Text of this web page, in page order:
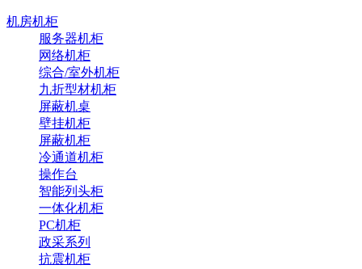
机房机柜
服务器机柜
网络机柜
综合/室外机柜
九折型材机柜
屏蔽机桌
壁挂机柜
屏蔽机柜
冷通道机柜
操作台
智能列头柜
一体化机柜
PC机柜
政采系列
抗震机柜